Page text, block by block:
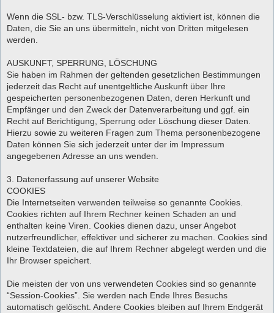
Wenn die SSL- bzw. TLS-Verschlüsselung aktiviert ist, können die
Daten, die Sie an uns übermitteln, nicht von Dritten mitgelesen
werden.
AUSKUNFT, SPERRUNG, LÖSCHUNG
Sie haben im Rahmen der geltenden gesetzlichen Bestimmungen
jederzeit das Recht auf unentgeltliche Auskunft über Ihre
gespeicherten personenbezogenen Daten, deren Herkunft und
Empfänger und den Zweck der Datenverarbeitung und ggf. ein
Recht auf Berichtigung, Sperrung oder Löschung dieser Daten.
Hierzu sowie zu weiteren Fragen zum Thema personenbezogene
Daten können Sie sich jederzeit unter der im Impressum
angegebenen Adresse an uns wenden.
3. Datenerfassung auf unserer Website
COOKIES
Die Internetseiten verwenden teilweise so genannte Cookies.
Cookies richten auf Ihrem Rechner keinen Schaden an und
enthalten keine Viren. Cookies dienen dazu, unser Angebot
nutzerfreundlicher, effektiver und sicherer zu machen. Cookies sind
kleine Textdateien, die auf Ihrem Rechner abgelegt werden und die
Ihr Browser speichert.
Die meisten der von uns verwendeten Cookies sind so genannte
“Session-Cookies”. Sie werden nach Ende Ihres Besuchs
automatisch gelöscht. Andere Cookies bleiben auf Ihrem Endgerät